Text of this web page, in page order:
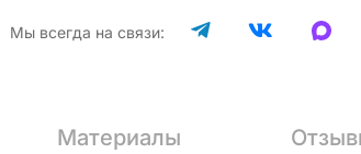
Мы всегда на связи:
Материалы